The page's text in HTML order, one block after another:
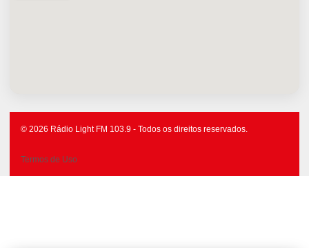
© 2026 Rádio Light FM 103.9 - Todos os direitos reservados.
Termos de Uso